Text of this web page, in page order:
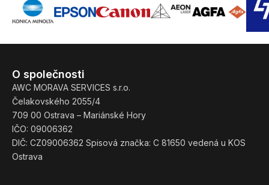
O společnosti
AWC MORAVA SERVICES s.r.o.
Čelakovského 2055/4
709 00 Ostrava – Mariánské Hory
IČO: 09006362
DIČ: CZ09006362 Spisová značka: C 81650 vedená u KOS
Ostrava